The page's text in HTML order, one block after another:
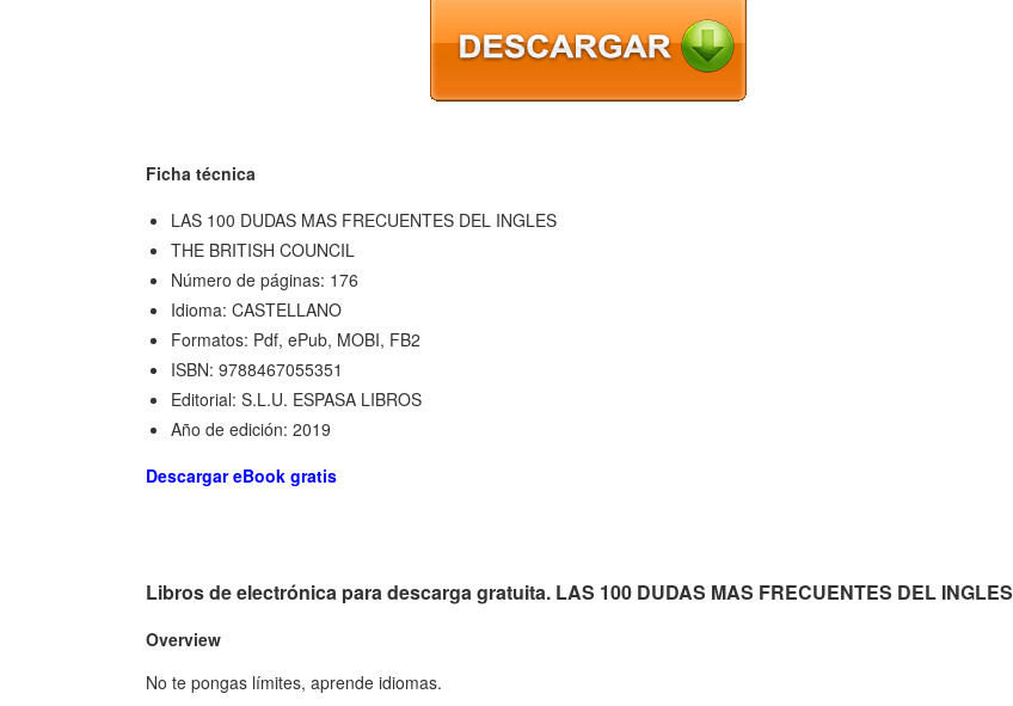
Ficha técnica
LAS 100 DUDAS MAS FRECUENTES DEL INGLES
THE BRITISH COUNCIL
Número de páginas: 176
Idioma: CASTELLANO
Formatos: Pdf, ePub, MOBI, FB2
ISBN: 9788467055351
Editorial: S.L.U. ESPASA LIBROS
Año de edición: 2019
Descargar eBook gratis
Libros de electrónica para descarga gratuita. LAS 100 DUDAS MAS FRECUENTES DEL INGLES
Overview
No te pongas límites, aprende idiomas.